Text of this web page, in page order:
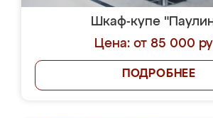
Шкаф-купе
Цена: от 85 000
ПОДРОБНЕЕ